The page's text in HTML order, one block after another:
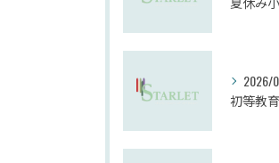
2026/